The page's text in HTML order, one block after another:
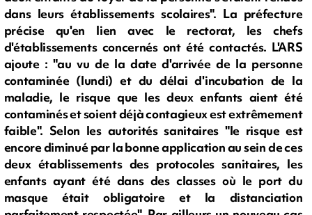
dans leurs établissements scolaires". La préfecture
précise qu'en lien avec le rectorat, les chefs
d'établissements concernés ont été contactés. L'ARS
ajoute : "au vu de la date d'arrivée de la personne
contaminée (lundi) et du délai d'incubation de la
maladie, le risque que les deux enfants aient été
contaminés et soient déjà contagieux est extrêmement
faible". Selon les autorités sanitaires "le risque est
encore diminué par la bonne application au sein de ces
deux établissements des protocoles sanitaires, les
enfants ayant été dans des classes où le port du
masque était obligatoire et la distanciation